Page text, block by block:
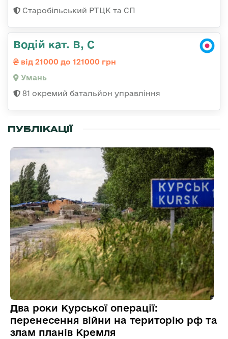
Старобільський РТЦК та СП
Водій кат. В, С
від 21000 до 121000 грн
Умань
81 окремий батальйон управління
ПУБЛІКАЦІЇ
Два роки Курської операції:
перенесення війни на територію рф та
злам планів Кремля